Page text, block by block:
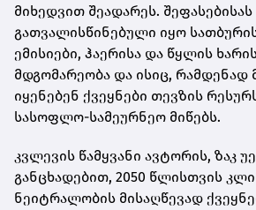
მიხედვით შეადარეს. შეფასებისას
გათვალისწინებული იყო
ემისიები, ჰაერისა და წყლის
მდგომარეობა და ისიც, რამდენად
იყენებენ ქვეყნები თევზის
სასოფლო-სამეურნეო მიწებს.
კვლევის წამყვანი ავტორის, ზაკ
განცხადებით, 2050 წლისთვის
ნეიტრალობის მისაღწევად